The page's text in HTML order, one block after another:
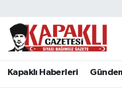
Kapaklı Haberleri
Kapaklı Haberleri
Tekirdağ Nöbetçi